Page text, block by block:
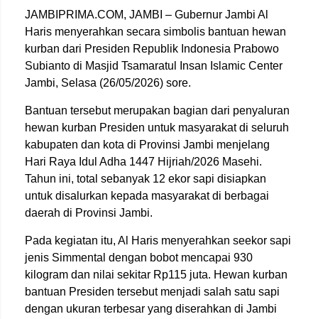
JAMBIPRIMA.COM, JAMBI – Gubernur Jambi Al
Haris menyerahkan secara simbolis bantuan hewan
kurban dari Presiden Republik Indonesia Prabowo
Subianto di Masjid Tsamaratul Insan Islamic Center
Jambi, Selasa (26/05/2026) sore.
Bantuan tersebut merupakan bagian dari penyaluran
hewan kurban Presiden untuk masyarakat di seluruh
kabupaten dan kota di Provinsi Jambi menjelang
Hari Raya Idul Adha 1447 Hijriah/2026 Masehi.
Tahun ini, total sebanyak 12 ekor sapi disiapkan
untuk disalurkan kepada masyarakat di berbagai
daerah di Provinsi Jambi.
Pada kegiatan itu, Al Haris menyerahkan seekor sapi
jenis Simmental dengan bobot mencapai 930
kilogram dan nilai sekitar Rp115 juta. Hewan kurban
bantuan Presiden tersebut menjadi salah satu sapi
dengan ukuran terbesar yang diserahkan di Jambi